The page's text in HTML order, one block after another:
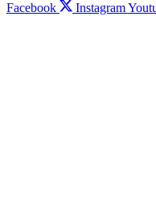
Facebook Instagram